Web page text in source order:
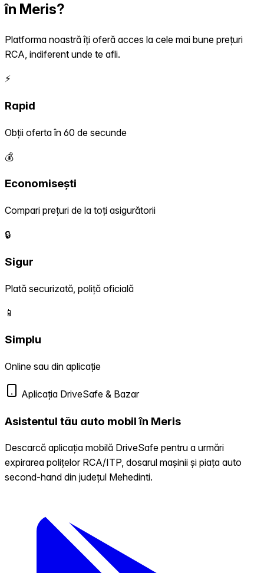
în Meris?
Platforma noastră îți oferă acces la cele mai bune prețuri
RCA, indiferent unde te afli.
⚡
Rapid
Obții oferta în 60 de secunde
💰
Economisești
Compari prețuri de la toți asigurătorii
🔒
Sigur
Plată securizată, poliță oficială
📱
Simplu
Online sau din aplicație
Aplicația DriveSafe & Bazar
Asistentul tău auto mobil în Meris
Descarcă aplicația mobilă DriveSafe pentru a urmări
expirarea polițelor RCA/ITP, dosarul mașinii și piața auto
second-hand din județul Mehedinti.